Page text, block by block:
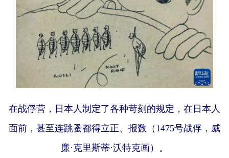
在战俘营，日本人制定了各种苛刻的规定，在日本人
面前，甚至连跳蚤都得立正、报数（1475号战俘，威
廉·克里斯蒂·沃特克画）。